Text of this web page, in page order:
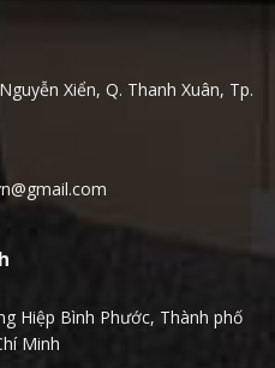
Xiển, Q. Thanh Xuân, Tp.
Hiệp Bình Phước, Thành phố
Minh